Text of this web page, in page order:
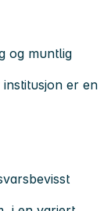
og muntlig
er en